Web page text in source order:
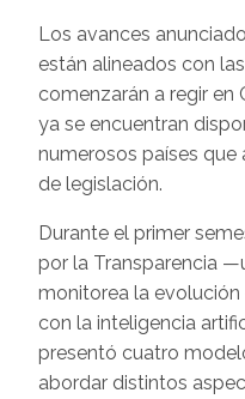
Los avances
están alineados con
comenzarán a regir en
ya se encuentran
numerosos países que
de legislación.
Durante el primer
por la Transparencia
monitorea la
con la inteligencia
presentó cuatro
abordar distintos